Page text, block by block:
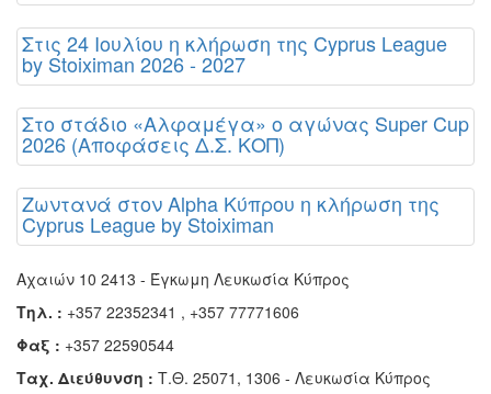
Στις 24 Ιουλίου η κλήρωση της Cyprus League
by Stoiximan 2026 - 2027
Στο στάδιο «Αλφαμέγα» ο αγώνας Super Cup
2026 (Αποφάσεις Δ.Σ. ΚΟΠ)
Ζωντανά στον Alpha Κύπρου η κλήρωση της
Cyprus League by Stoiximan
Αχαιών 10 2413 - Έγκωμη Λευκωσία Κύπρος
Τηλ. : +357 22352341 , +357 77771606
Φαξ : +357 22590544
Ταχ. Διεύθυνση : Τ.Θ. 25071, 1306 - Λευκωσία Κύπρος